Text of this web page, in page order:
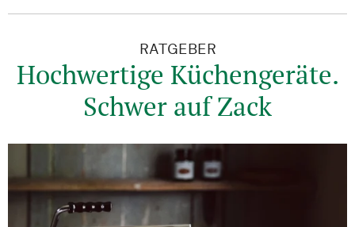
RATGEBER
Hochwertige Küchengeräte.
Schwer auf Zack